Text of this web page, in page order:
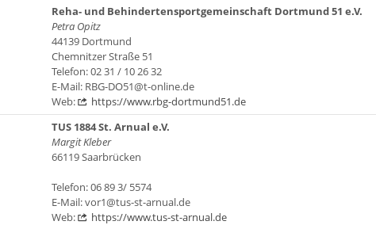
Reha- und Behindertensportgemeinschaft Dortmund 51 e.V.
Petra Opitz
44139 Dortmund
Chemnitzer Straße 51
Telefon: 02 31 / 10 26 32
E-Mail: RBG-DO51@t-online.de
Web:
https://www.rbg-dortmund51.de
TUS 1884 St. Arnual e.V.
Margit Kleber
66119 Saarbrücken
Telefon: 06 89 3/ 5574
E-Mail: vor1@tus-st-arnual.de
Web:
https://www.tus-st-arnual.de